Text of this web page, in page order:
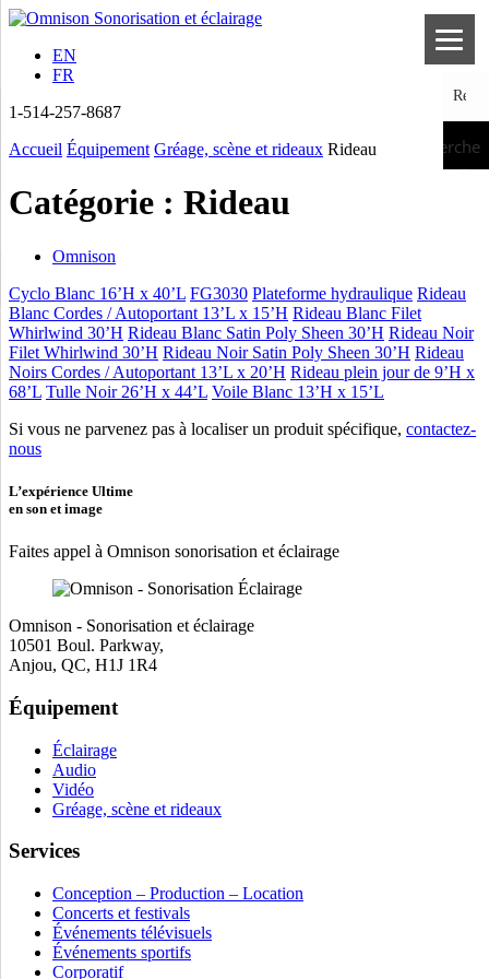
EN
FR
1-514-257-8687
Recherche
Accueil Équipement Gréage, scène et rideaux Rideau
Catégorie : Rideau
Omnison
Cyclo Blanc 16’H x 40’L FG3030 Plateforme hydraulique Rideau
Blanc Cordes / Autoportant 13’L x 15’H Rideau Blanc Filet
Whirlwind 30’H Rideau Blanc Satin Poly Sheen 30’H Rideau Noir
Filet Whirlwind 30’H Rideau Noir Satin Poly Sheen 30’H Rideau
Noirs Cordes / Autoportant 13’L x 20’H Rideau plein jour de 9’H x
68’L Tulle Noir 26’H x 44’L Voile Blanc 13’H x 15’L
Si vous ne parvenez pas à localiser un produit spécifique, contactez-
nous
L’expérience Ultime
en son et image
Faites appel à Omnison sonorisation et éclairage
Omnison - Sonorisation et éclairage
10501 Boul. Parkway,
Anjou, QC, H1J 1R4
Équipement
Éclairage
Audio
Vidéo
Gréage, scène et rideaux
Services
Conception – Production – Location
Concerts et festivals
Événements télévisuels
Événements sportifs
Corporatif